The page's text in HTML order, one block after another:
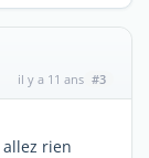
il y a 11 ans #3
rien